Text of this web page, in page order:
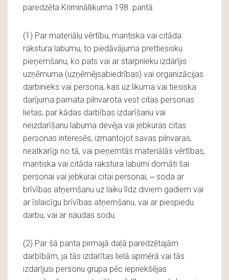
paredzēta Krimināllikuma 198. pantā.
(1) Par materiālu vērtību, mantiska vai citāda
rakstura labumu, to piedāvājuma prettiesisku
pieņemšanu, ko pats vai ar starpnieku izdarījis
uzņēmuma (uzņēmējsabiedrības) vai organizācijas
darbinieks vai persona, kas uz likuma vai tiesiska
darījuma pamata pilnvarota vest citas personas
lietas, par kādas darbības izdarīšanu vai
neizdarīšanu labuma devēja vai jebkuras citas
personas interesēs, izmantojot savas pilnvaras,
neatkarīgi no tā, vai pieņemtās materiālās vērtības,
mantiska vai citāda rakstura labumi domāti šai
personai vai jebkurai citai personai, ‒ soda ar
brīvības atņemšanu uz laiku līdz diviem gadiem vai
ar īslaicīgu brīvības atņemšanu, vai ar piespiedu
darbu, vai ar naudas sodu.
(2) Par šā panta pirmajā daļā paredzētajām
darbībām, ja tās izdarītas lielā apmērā vai tās
izdarījusi personu grupa pēc iepriekšējas